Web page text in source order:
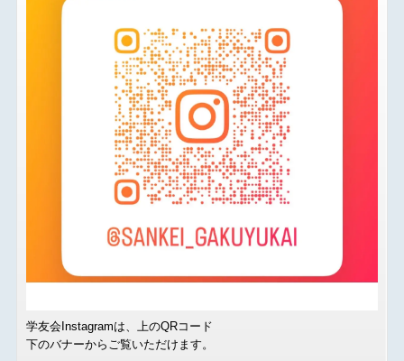
学友会Instagramは、上のQRコード
下のバナーからご覧いただけます。